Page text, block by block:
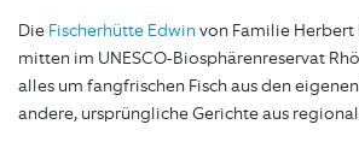
Die Fischerhütte Edwinvon Familie
mitten im UNESCO-Biosphärenreservat
alles um fangfrischen Fisch aus den
andere, ursprüngliche Gerichte aus